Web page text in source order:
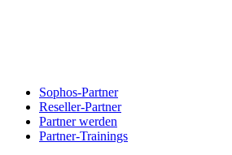
Sophos-Partner
Reseller-Partner
Partner werden
Partner-Trainings